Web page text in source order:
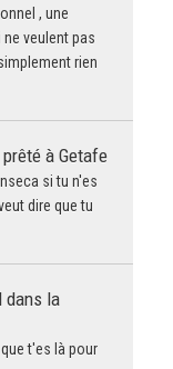
, une
veulent pas
rien
à Getafe
si tu n'es
dire que tu
dans la
t'es là pour